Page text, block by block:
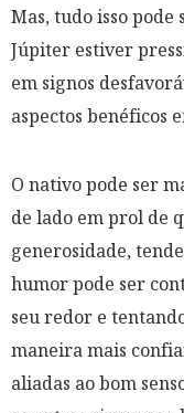
Mas, tudo isso
Júpiter estiver
em signos
aspectos benéficos
O nativo pode ser
de lado em prol de
generosidade,
humor pode ser
seu redor e
maneira mais
aliadas ao bom